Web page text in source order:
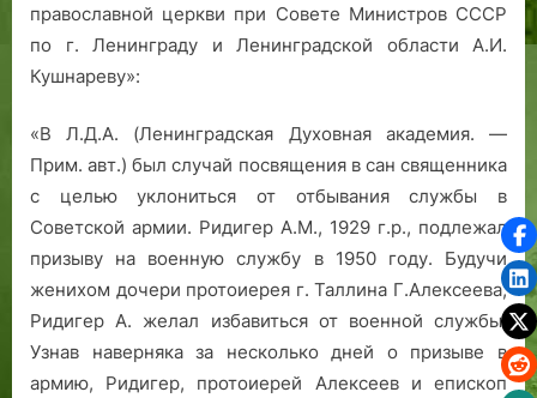
православной церкви при Совете Министров СССР
по г. Ленинграду и Ленинградской области А.И.
Кушнареву»:
«В Л.Д.А. (Ленинградская Духовная академия. —
Прим. авт.) был случай посвящения в сан священника
с целью уклониться от отбывания службы в
Советской армии. Ридигер А.М., 1929 г.р., подлежал
призыву на военную службу в 1950 году. Будучи
женихом дочери протоиерея г. Таллина Г.Алексеева,
Ридигер А. желал избавиться от военной службы.
Узнав наверняка за несколько дней о призыве в
армию, Ридигер, протоиерей Алексеев и епископ